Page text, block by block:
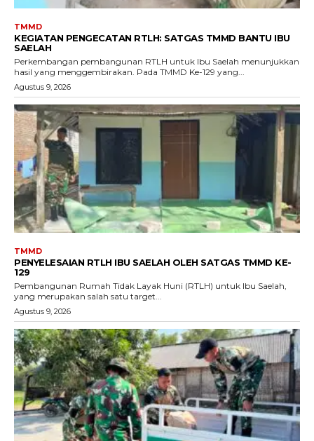
TMMD
KEGIATAN PENGECATAN RTLH: SATGAS TMMD BANTU IBU
SAELAH
Perkembangan pembangunan RTLH untuk Ibu Saelah menunjukkan
hasil yang menggembirakan. Pada TMMD Ke-129 yang...
Agustus 9, 2026
TMMD
PENYELESAIAN RTLH IBU SAELAH OLEH SATGAS TMMD KE-
129
Pembangunan Rumah Tidak Layak Huni (RTLH) untuk Ibu Saelah,
yang merupakan salah satu target...
Agustus 9, 2026